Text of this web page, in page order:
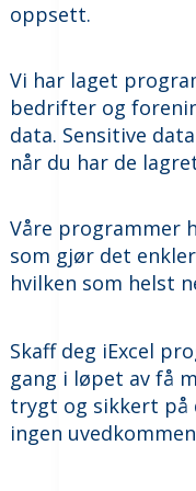
oppsett.
Vi har laget
bedrifter og
data. Sensitive
når du har de
Våre programmer
som gjør det
hvilken som helst
Skaff deg iExcel
gang i løpet av få
trygt og sikkert på
ingen